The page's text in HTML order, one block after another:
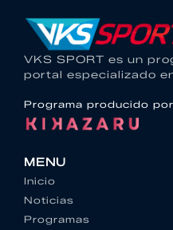
VKS SPORT es un
portal especializado
Programa producido
MENU
Inicio
Noticias
Programas